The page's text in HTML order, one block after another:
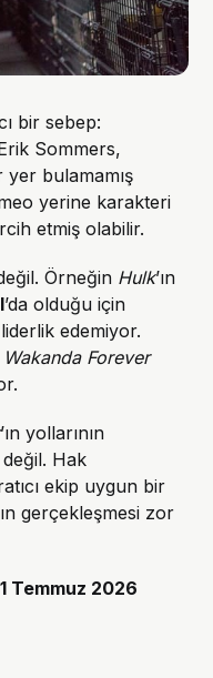
bir sebep:
Sommers,
bulamamış
yerine karakteri
etmiş olabilir.
Örneğin Hulk’ın
’da olduğu için
edemiyor.
Wakanda Forever
’ın yollarının
Hak
ekip uygun bir
gerçekleşmesi zor
Temmuz 2026